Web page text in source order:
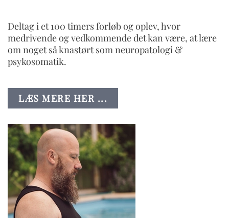
Deltag i et 100 timers forløb og oplev, hvor
medrivende og vedkommende det kan være, at lære
om noget så knastørt som neuropatologi &
psykosomatik.
LÆS MERE HER ...